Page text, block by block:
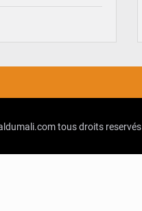
tous droits reservés